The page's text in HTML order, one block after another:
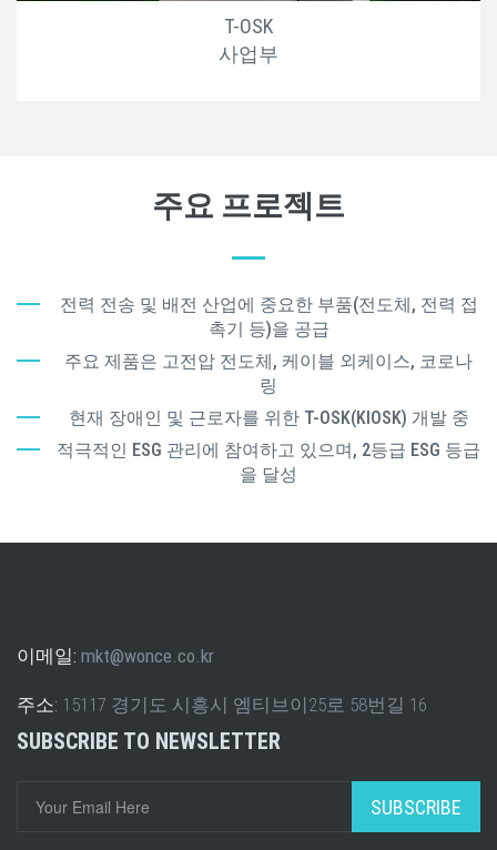
T-OSK
사업부
주요 프로젝트
전력 전송 및 배전 산업에 중요한 부품(전도체, 전력 접
촉기 등)을 공급
주요 제품은 고전압 전도체, 케이블 외케이스, 코로나
링
현재 장애인 및 근로자를 위한 T-OSK(KIOSK) 개발 중
적극적인 ESG 관리에 참여하고 있으며, 2등급 ESG 등급
을 달성
이메일: mkt@wonce.co.kr
주소: 15117 경기도 시흥시 엠티브이25로 58번길 16
SUBSCRIBE TO NEWSLETTER
SUBSCRIBE